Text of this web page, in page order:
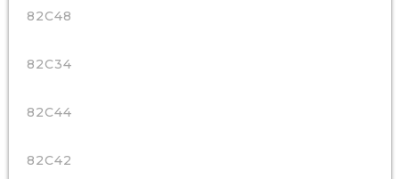
82C48
82C34
82C44
82C42